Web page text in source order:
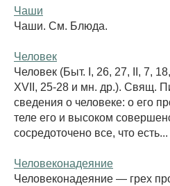
Чаши
Чаши. См. Блюда.
Человек
Человек (Быт. I, 26, 27, II, 7,
XVII, 25-28 и мн. др.). Свящ.
сведения о человеке: о его
теле его и высоком
сосредоточено все, что есть...
Человеконадеяние
Человеконадеяние — грех